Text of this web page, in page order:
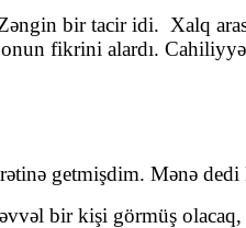
bir tacir idi. Xalq
fikrini alardı.
getmişdim. Mənə dedi
kişi görmüş olacaq,